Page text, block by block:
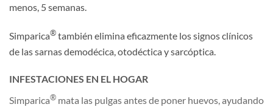
menos, 5 semanas.
Simparica®también elimina eficazmente los signos clínicos
de las sarnas demodécica, otodéctica y sarcóptica.
INFESTACIONES EN EL HOGAR
Simparica® mata las pulgas antes de poner huevos, ayudando